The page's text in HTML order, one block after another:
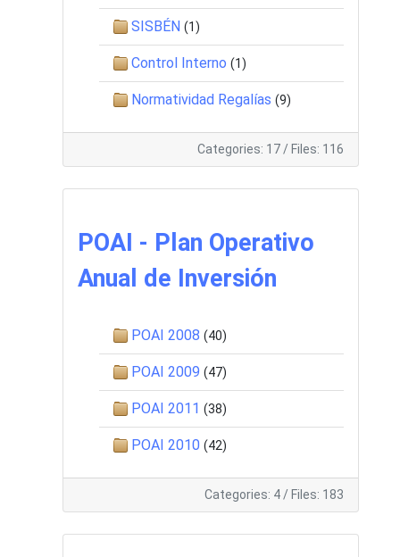
SISBÉN (1)
Control Interno (1)
Normatividad Regalías (9)
Categories: 17 / Files: 116
POAI - Plan Operativo
Anual de Inversión
POAI 2008 (40)
POAI 2009 (47)
POAI 2011 (38)
POAI 2010 (42)
Categories: 4 / Files: 183